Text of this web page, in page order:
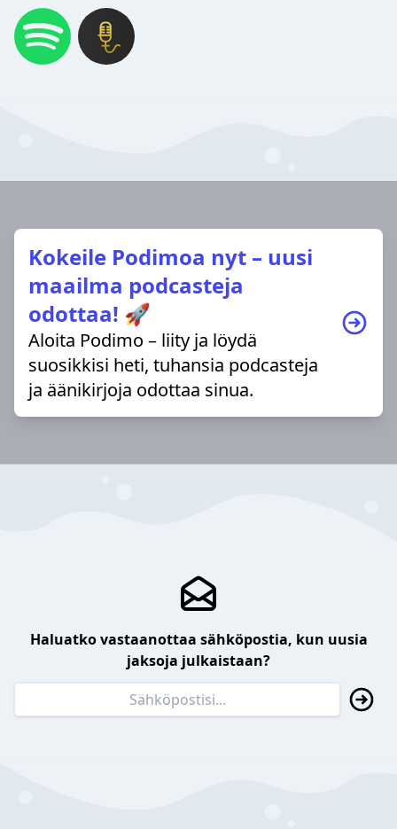
Kokeile Podimoa nyt – uusi
maailma podcasteja
odottaa! 🚀
Aloita Podimo – liity ja löydä
suosikkisi heti, tuhansia podcasteja
ja äänikirjoja odottaa sinua.
Haluatko vastaanottaa sähköpostia, kun uusia
jaksoja julkaistaan?